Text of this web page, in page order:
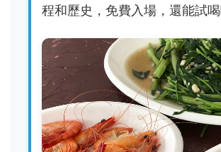
程和歷史，免費入場，還能試喝